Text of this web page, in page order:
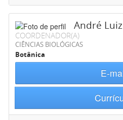
André
COORDENADOR(A)
CIÊNCIAS BIOLÓGICAS
Botânica
E-